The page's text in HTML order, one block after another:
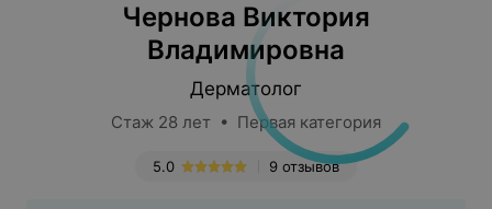
Чернова Виктория
Владимировна
Дерматолог
Стаж 28 лет • Первая категория
9 отзывов
5.0